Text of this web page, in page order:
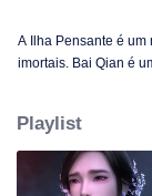
A Ilha Pensante é
imortais. Bai Qian é
por cometer um erro.
importância a Bai
bondade de Bai
Playlist